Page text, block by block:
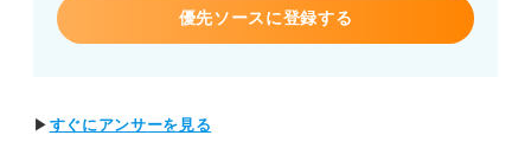
ます。
優先ソースに登録する
▶ すぐにアンサーを見る